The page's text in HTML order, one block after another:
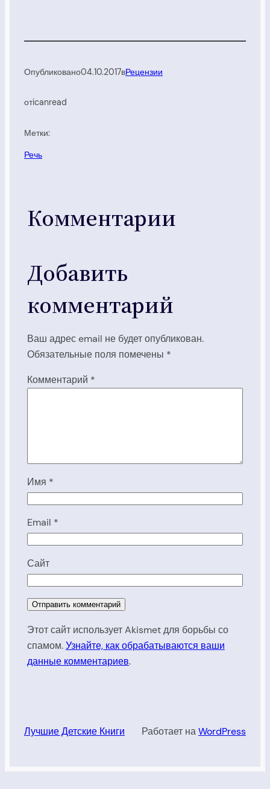
Опубликовано04.10.2017вРецензии
отicanread
Метки:
Речь
Комментарии
Добавить
комментарий
Ваш адрес email не будет опубликован.
Обязательные поля помечены *
Комментарий *
Имя *
Email *
Сайт
Этот сайт использует Akismet для борьбы со
спамом.Узнайте, как обрабатываются ваши
данные комментариев.
Лучшие Детские Книги Работает наWordPress